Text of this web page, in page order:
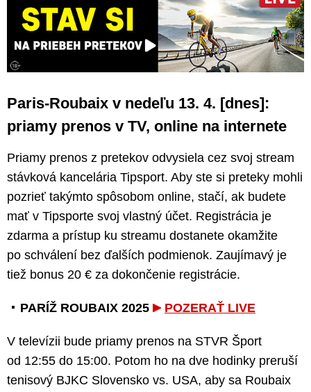
Paris-Roubaix v nedeľu 13. 4. [dnes]:
priamy prenos v TV, online na internete
Priamy prenos z pretekov odvysiela cez svoj stream
stávková kancelária Tipsport. Aby ste si preteky mohli
pozrieť takýmto spôsobom online, stačí, ak budete
mať v Tipsporte svoj vlastný účet. Registrácia je
zdarma a prístup ku streamu dostanete okamžite
po schválení bez ďalších podmienok. Zaujímavý je
tiež bonus 20 € za dokončenie registrácie.
PARÍŽ ROUBAIX 2025 POZERAŤ LIVE
V televízii bude priamy prenos na STVR Šport
od 12:55 do 15:00. Potom ho na dve hodinky preruší
tenisový BJKC Slovensko vs. USA, aby sa Roubaix